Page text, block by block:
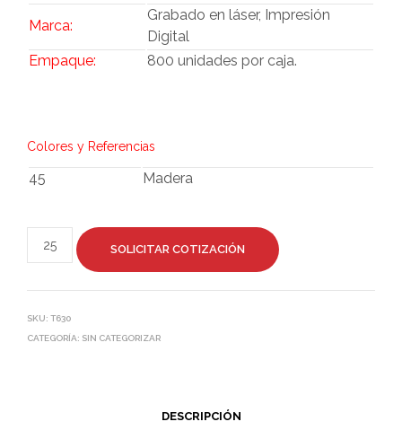
Marca:
Grabado en láser, Impresión
Digital
Empaque:
800 unidades por caja.
Colores y Referencias
45 Madera
SOLICITAR COTIZACIÓN
SKU: T630
CATEGORÍA: SIN CATEGORIZAR
DESCRIPCIÓN